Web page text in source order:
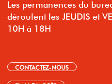
Les permanences du
déroulent les JEUDIS et
10H à 18H
CONTACTEZ-NOUS